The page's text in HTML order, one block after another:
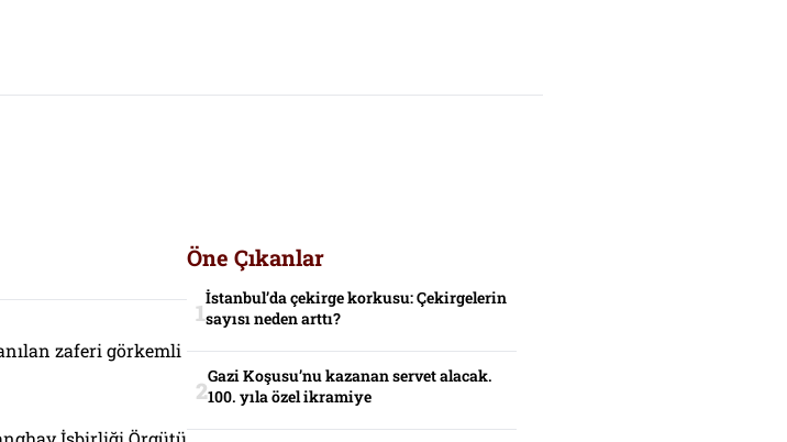
zaferi görkemli
Öne Çıkanlar
İstanbul’da çekirge korkusu: Çekirgelerin
sayısı neden arttı?
Gazi Koşusu’nu kazanan servet alacak.
100. yıla özel ikramiye